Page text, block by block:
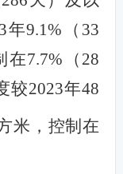
9.1%（33
在7.7%（28
较2023年48
米，控制在